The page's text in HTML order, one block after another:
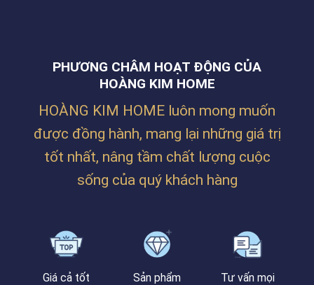
PHƯƠNG CHÂM HOẠT ĐỘNG CỦA
HOÀNG KIM HOME
HOÀNG KIM HOME luôn mong muốn
được đồng hành, mang lại những giá trị
tốt nhất, nâng tầm chất lượng cuộc
sống của quý khách hàng
Giá cả tốt
Sản phẩm
Tư vấn mọi